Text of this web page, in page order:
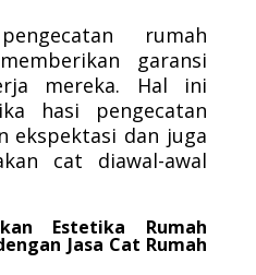
rumah
garansi
mereka. Hal ini
hasi pengecatan
ekspektasi dan juga
cat diawal-awal
Estetika Rumah
Jasa Cat Rumah